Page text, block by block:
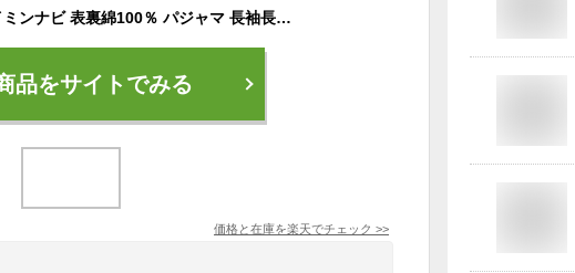
【SALE】グンゼ カイミンナビ 表裏綿100％ パジャマ 長袖長パンツ 送料無料 メンズ GUNZE KAIMIN NAVI M～LL GM4043EC
品をサイトでみる
価格と在庫を楽天でチェック >>